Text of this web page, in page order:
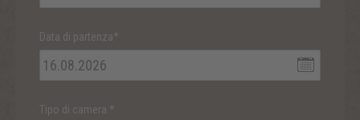
Data di partenza*
Tipo di camera *